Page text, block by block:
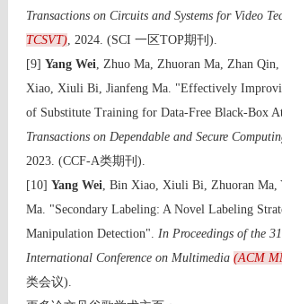
Transactions on Circuits and Systems for Video
TCSVT), 2024. (SCI 一区TOP期刊).
[9] Yang Wei, Zhuo Ma, Zhuoran Ma, Zhan
Xiao, Xiuli Bi, Jianfeng Ma. "Effectively
of Substitute Training for Data-Free Black-Box
Transactions on Dependable and Secure
2023. (CCF-A类期刊).
[10] Yang Wei, Bin Xiao, Xiuli Bi, Zhuoran Ma,
Ma. "Secondary Labeling: A Novel Labeling
Manipulation Detection". In Proceedings of the
International Conference on Multimedia (ACM
类会议).